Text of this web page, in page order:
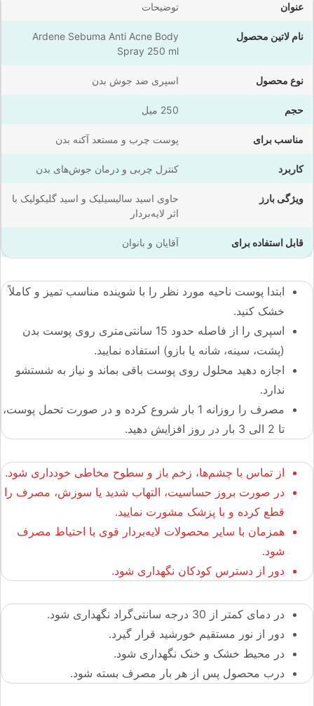
عنوان توضیحات
نام لاتین محصول
Ardene Sebuma Anti Acne Body
Spray 250 ml
نوع محصول اسپری ضد جوش بدن
حجم 250 میل
مناسب برای پوست چرب و مستعد آکنه بدن
کاربرد کنترل چربی و درمان جوش‌های بدن
ویژگی بارز
حاوی اسید سالیسیلیک و اسید گلیکولیک با
اثر لایه‌بردار
قابل استفاده برای آقایان و بانوان
ابتدا پوست ناحیه مورد نظر را با شوینده مناسب تمیز و کاملاً
خشک کنید.
اسپری را از فاصله حدود 15 سانتی‌متری روی پوست بدن
(پشت، سینه، شانه یا بازو) استفاده نمایید.
اجازه دهید محلول روی پوست باقی بماند و نیاز به شستشو
ندارد.
مصرف را روزانه 1 بار شروع کرده و در صورت تحمل پوست،
تا 2 الی 3 بار در روز افزایش دهید.
از تماس با چشم‌ها، زخم باز و سطوح مخاطی خودداری شود.
در صورت بروز حساسیت، التهاب شدید یا سوزش، مصرف را
قطع کرده و با پزشک مشورت نمایید.
همزمان با سایر محصولات لایه‌بردار قوی با احتیاط مصرف
شود.
دور از دسترس کودکان نگهداری شود.
در دمای کمتر از 30 درجه سانتی‌گراد نگهداری شود.
دور از نور مستقیم خورشید قرار گیرد.
در محیط خشک و خنک نگهداری شود.
درب محصول پس از هر بار مصرف بسته شود.